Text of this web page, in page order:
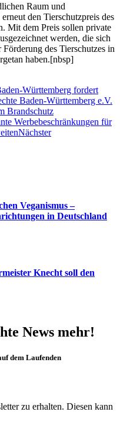
Raum und
den Tierschutzpreis des
Mit dem Preis sollen private
werden, die sich
des Tierschutzes in
haben.[nbsp]
Württemberg fordert
Baden-Württemberg e.V.
Brandschutz
Werbebeschränkungen für
Nächster
Veganismus –
in Deutschland
Knecht soll den
News mehr!
dem Laufenden
zu erhalten. Diesen kann